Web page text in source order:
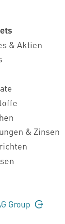
& Aktien
& Zinsen
Group